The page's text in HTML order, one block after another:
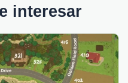
interesar